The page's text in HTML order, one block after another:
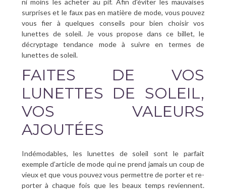
ni moins les acheter au pif. Afin d’éviter les mauvaises
surprises et le faux pas en matière de mode, vous pouvez
vous fier à quelques conseils pour bien choisir vos
lunettes de soleil. Je vous propose dans ce billet, le
décryptage tendance mode à suivre en termes de
lunettes de soleil.
FAITES DE VOS
LUNETTES DE SOLEIL,
VOS VALEURS
AJOUTÉES
Indémodables, les lunettes de soleil sont le parfait
exemple d’article de mode qui ne prend jamais un coup de
vieux et que vous pouvez vous permettre de porter et re-
porter à chaque fois que les beaux temps reviennent.